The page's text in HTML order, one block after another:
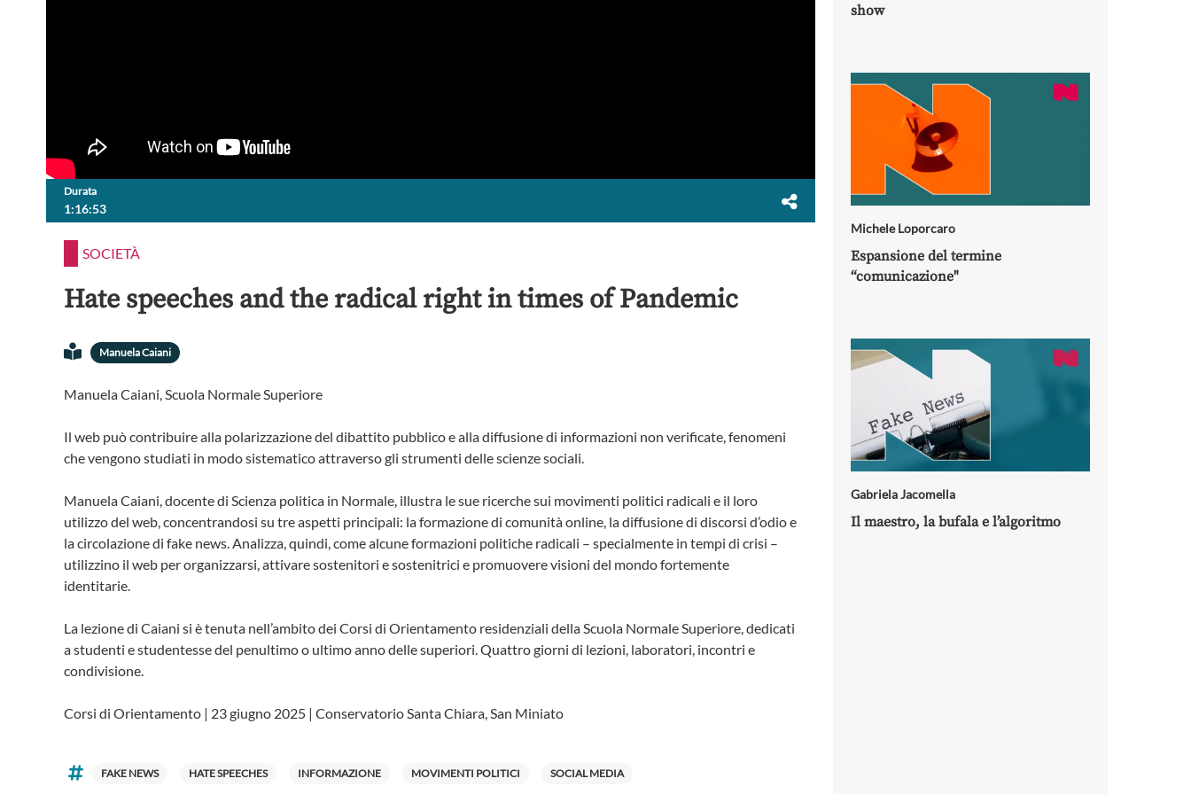
Durata
1:16:53
SOCIETÀ
Hate speeches and the radical right in times of Pandemic
Manuela Caiani
Manuela Caiani, Scuola Normale Superiore
Il web può contribuire alla polarizzazione del dibattito pubblico e alla diffusione di informazioni non verificate, fenomeni
che vengono studiati in modo sistematico attraverso gli strumenti delle scienze sociali.
Manuela Caiani, docente di Scienza politica in Normale, illustra le sue ricerche sui movimenti politici radicali e il loro
utilizzo del web, concentrandosi su tre aspetti principali: la formazione di comunità online, la diffusione di discorsi d’odio e
la circolazione di fake news. Analizza, quindi, come alcune formazioni politiche radicali – specialmente in tempi di crisi –
utilizzino il web per organizzarsi, attivare sostenitori e sostenitrici e promuovere visioni del mondo fortemente
identitarie.
La lezione di Caiani si è tenuta nell’ambito dei Corsi di Orientamento residenziali della Scuola Normale Superiore, dedicati
a studenti e studentesse del penultimo o ultimo anno delle superiori. Quattro giorni di lezioni, laboratori, incontri e
condivisione.
Corsi di Orientamento | 23 giugno 2025 | Conservatorio Santa Chiara, San Miniato
FAKE NEWS HATE SPEECHES INFORMAZIONE MOVIMENTI POLITICI SOCIAL MEDIA
show
Michele Loporcaro
Espansione del termine
“comunicazione"
Gabriela Jacomella
Il maestro, la bufala e l’algoritmo